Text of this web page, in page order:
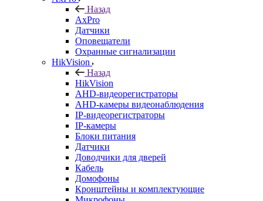
Назад
AxPro
Датчики
Оповещатели
Охранные сигнализации
HikVision
Назад
HikVision
AHD-видеорегистраторы
AHD-камеры видеонаблюдения
IP-видеорегистраторы
IP-камеры
Блоки питания
Датчики
Доводчики для дверей
Кабель
Домофоны
Кронштейны и комплектующие